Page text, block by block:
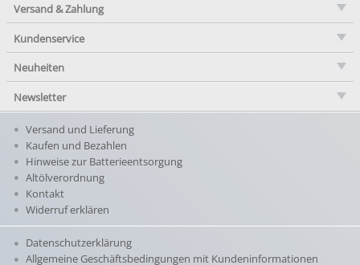
Versand & Zahlung
Kundenservice
Neuheiten
Newsletter
Versand und Lieferung
Kaufen und Bezahlen
Hinweise zur Batterieentsorgung
Altölverordnung
Kontakt
Widerruf erklären
Datenschutzerklärung
Allgemeine Geschäftsbedingungen mit Kundeninformationen